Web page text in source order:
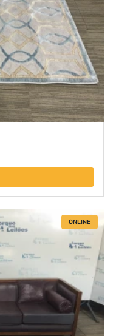
ONLINE